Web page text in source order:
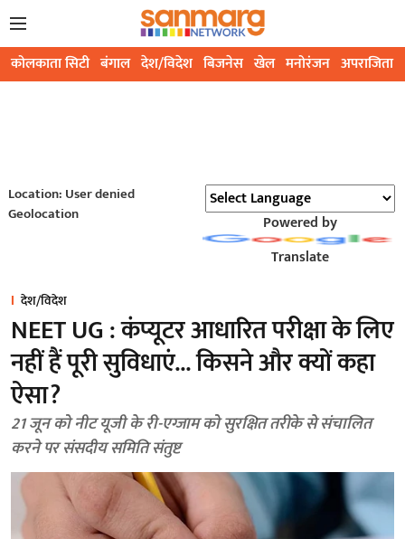
कोलकाता सिटी बंगाल देश/विदेश बिजनेस खेल मनोरंजन अपराजिता
Location: User denied
Geolocation
Powered by
Translate
देश/विदेश
NEET UG : कंप्यूटर आधारित परीक्षा के लिए
नहीं हैं पूरी सुविधाएं... किसने और क्यों कहा
ऐसा?
21 जून को नीट यूजी के री-एग्जाम को सुरक्षित तरीके से संचालित
करने पर संसदीय समिति संतुष्ट